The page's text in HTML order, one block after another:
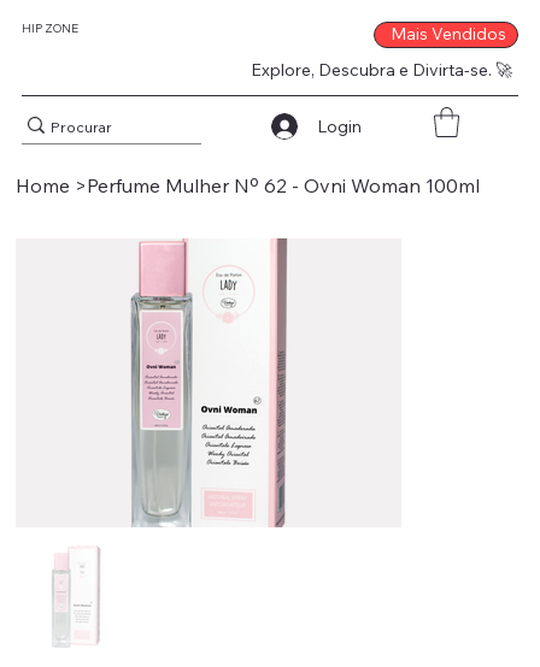
HIP ZONE
Explore, Descubra e Divirta-se. 🚀
Mais Vendidos
Login
Home >Perfume Mulher Nº 62 - Ovni Woman 100ml